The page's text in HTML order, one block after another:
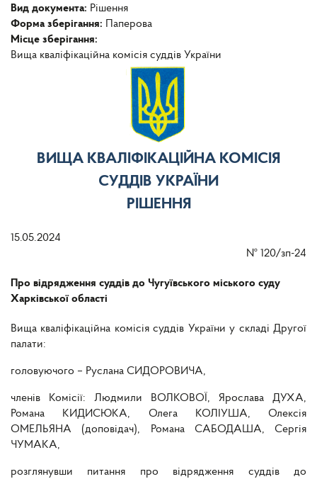
Вид документа: Рішення
Форма зберігання:
Паперова
Місце зберігання:
Вища кваліфікаційна комісія суддів України
ВИЩА КВАЛІФІКАЦІЙНА КОМІСІЯ
СУДДІВ УКРАЇНИ
РІШЕННЯ
15.05.2024
№ 120/зп-24
Про відрядження суддів до Чугуївського міського суду
Харківської області
Вища кваліфікаційна комісія суддів України у складі Другої
палати:
головуючого – Руслана СИДОРОВИЧА,
членів Комісії: Людмили ВОЛКОВОЇ, Ярослава ДУХА,
Романа КИДИСЮКА, Олега КОЛІУША,
Олексія
ОМЕЛЬЯНА (доповідач), Романа САБОДАША, Сергія
ЧУМАКА,
розглянувши питання про відрядження суддів до